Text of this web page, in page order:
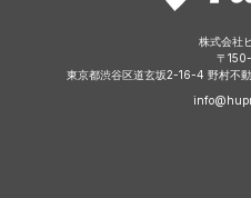
株式会社
〒
東京都渋谷区道玄坂2-16-4 野村不